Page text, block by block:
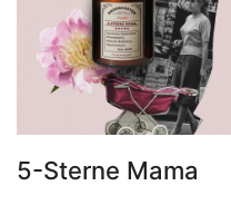
5-Sterne Mama